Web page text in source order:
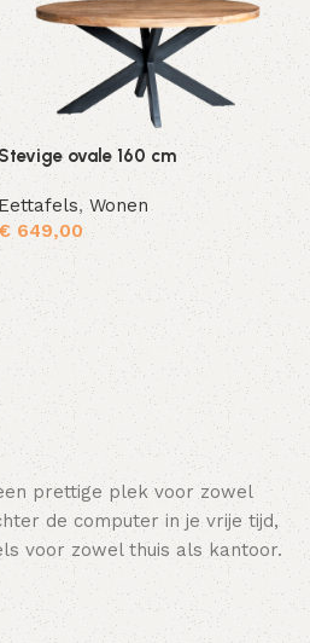
Stevige ovale 160 cm
,Wonen
649,00
prettige plek voor zowel
de computer in je vrije tijd,
voor zowel thuis als kantoor.